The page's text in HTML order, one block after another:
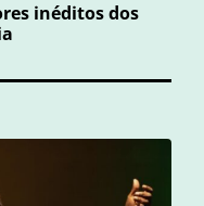
inéditos dos